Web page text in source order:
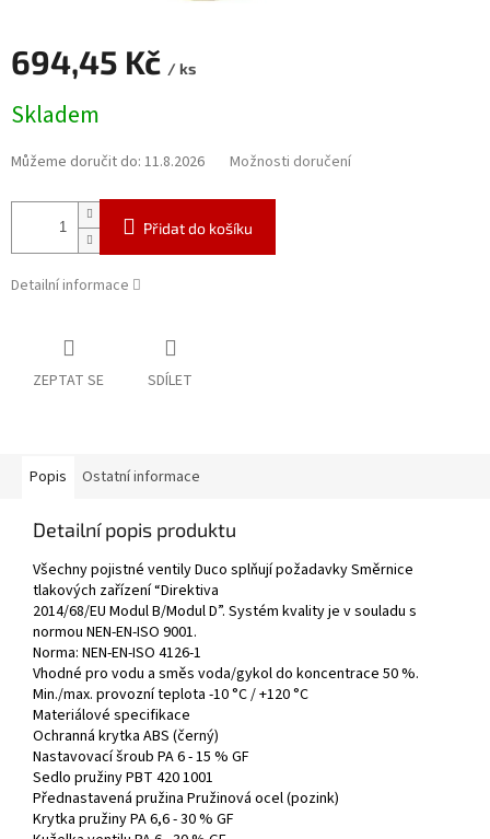
694,45 Kč / ks
cena:
Skladem
Můžeme doručit do: 11.8.2026 Možnosti doručení
Přidat do košíku
Detailní informace
ZEPTAT SE SDÍLET
Popis Ostatní informace
Detailní popis produktu
Všechny pojistné ventily Duco splňují požadavky Směrnice
tlakových zařízení “Direktiva
2014/68/EU Modul B/Modul D”. Systém kvality je v souladu s
normou NEN-EN-ISO 9001.
Norma: NEN-EN-ISO 4126-1
Vhodné pro vodu a směs voda/gykol do koncentrace 50 %.
Min./max. provozní teplota -10 °C / +120 °C
Materiálové specifikace
Ochranná krytka ABS (černý)
Nastavovací šroub PA 6 - 15 % GF
Sedlo pružiny PBT 420 1001
Přednastavená pružina Pružinová ocel (pozink)
Krytka pružiny PA 6,6 - 30 % GF